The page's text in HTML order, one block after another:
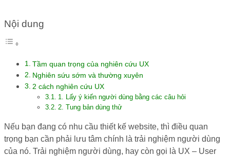
Nội dung
Tầm quan trọng của nghiên cứu UX
Nghiên sứu sớm và thường xuyên
2 cách nghiên cứu UX
1. Lấy ý kiến người dùng bằng các câu hỏi
2. Tung bản dùng thử
Nếu bạn đang có nhu cầu thiết kế website, thì điều quan
trọng bạn cần phải lưu tâm chính là trải nghiệm người dùng
của nó. Trải nghiệm người dùng, hay còn gọi là UX – User